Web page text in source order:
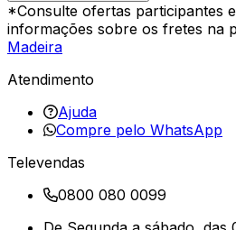
*Consulte ofertas participantes
informações sobre os fretes na
Madeira
Atendimento
Ajuda
Compre pelo WhatsApp
Televendas
0800 080 0099